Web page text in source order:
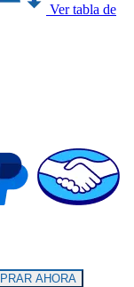
Ver tabla de
AHORA